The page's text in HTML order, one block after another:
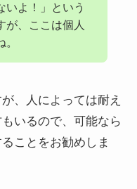
いよ！」という
が、ここは個人
、人によっては耐え
いるので、可能なら
ことをお勧めしま